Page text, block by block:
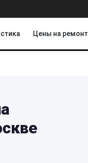
Цены на ремонт